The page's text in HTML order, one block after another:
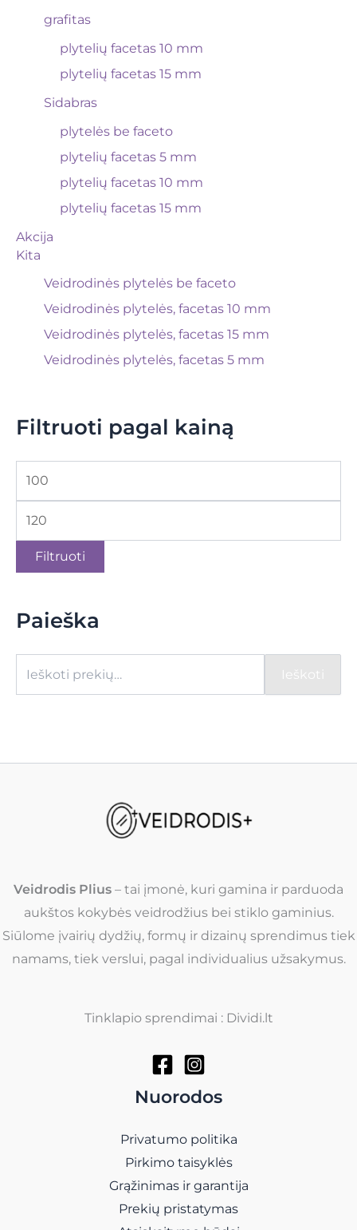
grafitas
plytelių facetas 10 mm
plytelių facetas 15 mm
Sidabras
plytelės be faceto
plytelių facetas 5 mm
plytelių facetas 10 mm
plytelių facetas 15 mm
Akcija
Kita
Veidrodinės plytelės be faceto
Veidrodinės plytelės, facetas 10 mm
Veidrodinės plytelės, facetas 15 mm
Veidrodinės plytelės, facetas 5 mm
Filtruoti pagal kainą
Filtruoti
Paieška
Ieškoti
Veidrodis Plius – tai įmonė, kuri gamina ir parduoda
aukštos kokybės veidrodžius bei stiklo gaminius.
Siūlome įvairių dydžių, formų ir dizainų sprendimus tiek
namams, tiek verslui, pagal individualius užsakymus.
Tinklapio sprendimai : Dividi.lt
Nuorodos
Privatumo politika
Pirkimo taisyklės
Grąžinimas ir garantija
Prekių pristatymas